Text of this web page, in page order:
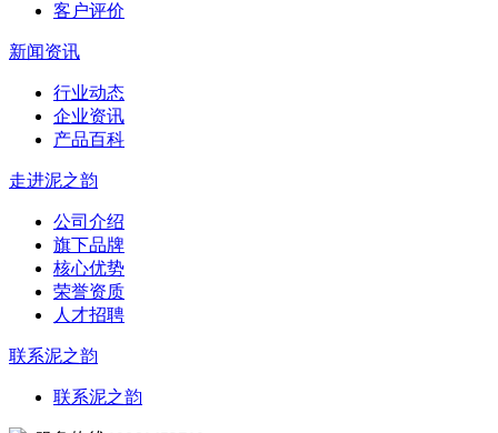
客户评价
新闻资讯
行业动态
企业资讯
产品百科
走进泥之韵
公司介绍
旗下品牌
核心优势
荣誉资质
人才招聘
联系泥之韵
联系泥之韵